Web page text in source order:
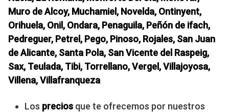
Muro de Alcoy, Muchamiel, Novelda, Ontinyent,
Orihuela, Onil, Ondara, Penaguila, Peñón de ifach,
Pedreguer, Petrel, Pego, Pinoso, Rojales, San Juan
de Alicante, Santa Pola, San Vicente del Raspeig,
Sax, Teulada, Tibi, Torrellano, Vergel, Villajoyosa,
Villena, Villafranqueza
Los precios que te ofrecemos por nuestros